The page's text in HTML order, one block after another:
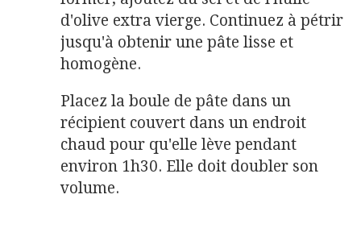
d'olive extra vierge. Continuez à pétrir
jusqu'à obtenir une pâte lisse et
homogène.
Placez la boule de pâte dans un
récipient couvert dans un endroit
chaud pour qu'elle lève pendant
environ 1h30. Elle doit doubler son
volume.